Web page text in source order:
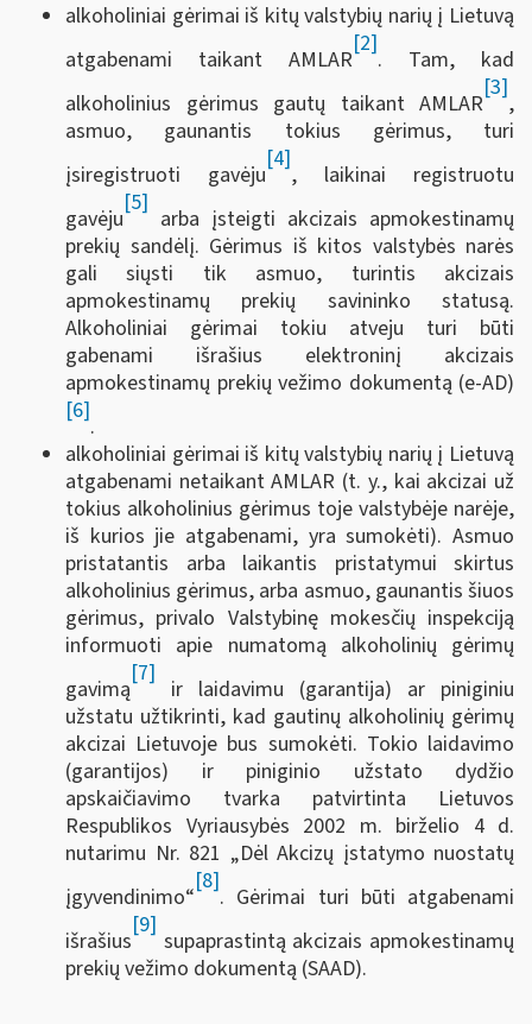
alkoholiniai gėrimai iš kitų valstybių narių į Lietuvą
atgabenami taikant AMLAR
[2]
. Tam, kad
alkoholinius gėrimus gautų taikant AMLAR
[3]
,
asmuo, gaunantis tokius gėrimus, turi
įsiregistruoti gavėju
[4]
, laikinai registruotu
gavėju
[5]
arba įsteigti akcizais apmokestinamų
prekių sandėlį. Gėrimus iš kitos valstybės narės
gali siųsti tik asmuo, turintis akcizais
apmokestinamų prekių savininko statusą.
Alkoholiniai gėrimai tokiu atveju turi būti
gabenami išrašius elektroninį akcizais
apmokestinamų prekių vežimo dokumentą (e-AD)
[6]
.
alkoholiniai gėrimai iš kitų valstybių narių į Lietuvą
atgabenami netaikant AMLAR (t. y., kai akcizai už
tokius alkoholinius gėrimus toje valstybėje narėje,
iš kurios jie atgabenami, yra sumokėti). Asmuo
pristatantis arba laikantis pristatymui skirtus
alkoholinius gėrimus, arba asmuo, gaunantis šiuos
gėrimus, privalo Valstybinę mokesčių inspekciją
informuoti apie numatomą alkoholinių gėrimų
gavimą
[7]
ir laidavimu (garantija) ar piniginiu
užstatu užtikrinti, kad gautinų alkoholinių gėrimų
akcizai Lietuvoje bus sumokėti. Tokio laidavimo
(garantijos) ir piniginio užstato dydžio
apskaičiavimo tvarka patvirtinta Lietuvos
Respublikos Vyriausybės 2002 m. birželio 4 d.
nutarimu Nr. 821 „Dėl Akcizų įstatymo nuostatų
įgyvendinimo“
[8]
. Gėrimai turi būti atgabenami
išrašius
[9]
supaprastintą akcizais apmokestinamų
prekių vežimo dokumentą (SAAD).